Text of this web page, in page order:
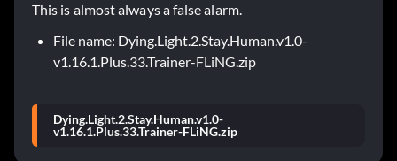
This is almost always a false alarm.
File name: Dying.Light.2.Stay.Human.v1.0-
v1.16.1.Plus.33.Trainer-FLiNG.zip
Dying.Light.2.Stay.Human.v1.0-
v1.16.1.Plus.33.Trainer-FLiNG.zip